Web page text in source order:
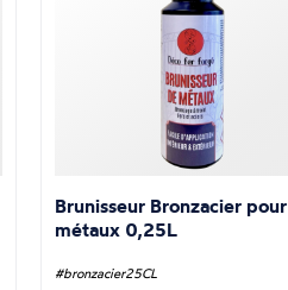
Brunisseur Bronzacier pour
métaux 0,25L
#bronzacier25CL